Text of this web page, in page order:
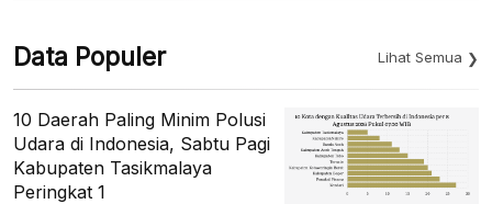
Data Populer Lihat Semua
10 Daerah Paling Minim Polusi
Udara di Indonesia, Sabtu Pagi
Kabupaten Tasikmalaya
Peringkat 1